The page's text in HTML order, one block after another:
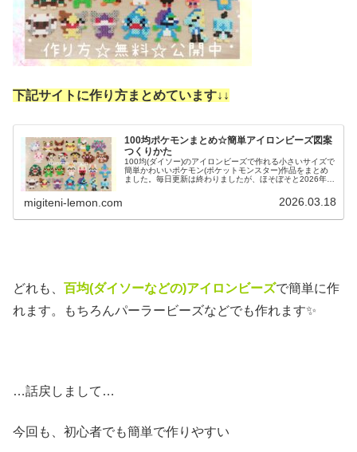
下記サイトに作り方まとめています↓ ↓
100均ポケモンまとめ☆簡単アイロンビーズ図案
つくりかた
100均(ダイソー)のアイロンビーズで作れる小さいサイズで
簡単かわいいポケモン(ポケットモンスター)作品をまとめ
ました。毎日更新は終わりましたが、ほそぼそと2026年も
migiteni-lemon.com 2026.03.18
どれも、 百均(ダイソーなどの)アイロンビーズで簡単に作
れます。もちろんパーラービーズなどでも作れます✨
…話戻しまして…
今回も、初心者でも簡単で作りやすい